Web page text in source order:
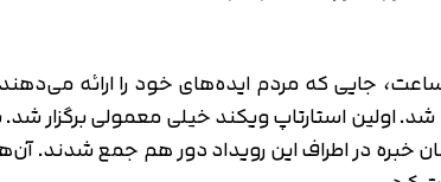
به آخر هفته‌ها فکر کرد. یک آخر هفته به مدت 54 ساعت، جایی که مردم
اولین استارتاپ ویکند خیلی معمولی برگزار
در اطراف این رویداد دور هم جمع شدند.
تایید کد
کد ارسال شده را وارد کنید
اصلاح شماره
متوجه شدم